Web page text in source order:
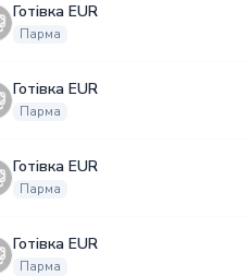
Готівка EUR
Парма
Готівка EUR
Парма
Готівка EUR
Парма
Готівка EUR
Парма